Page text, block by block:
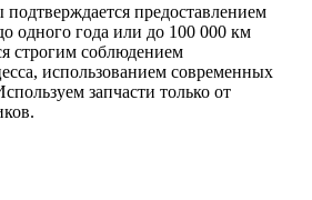
предоставлением
одного года или до 100 000 км
строгим соблюдением
использованием современных
запчасти только от